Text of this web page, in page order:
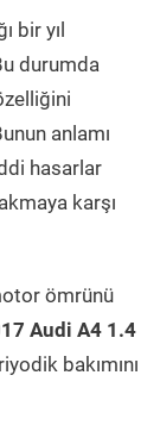
bir yıl
durumda
anlamı
hasarlar
karşı
ömrünü
Audi A4 1.4
bakımını